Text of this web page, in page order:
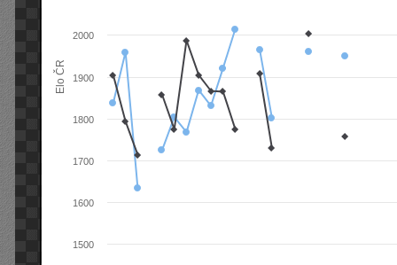
Elo ČR
1500
1600
1700
1800
1900
2000